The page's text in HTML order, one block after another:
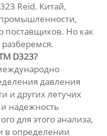
Reid. Китай,
промышленности,
поставщиков. Но как
D323?
давления
и других летучих
надежность
для этого анализа,
в определении